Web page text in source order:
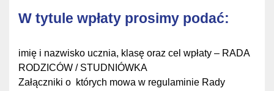
W tytule wpłaty prosimy podać:
imię i nazwisko ucznia, klasę oraz cel wpłaty – RADA
RODZICÓW / STUDNIÓWKA
Załączniki o których mowa w regulaminie Rady